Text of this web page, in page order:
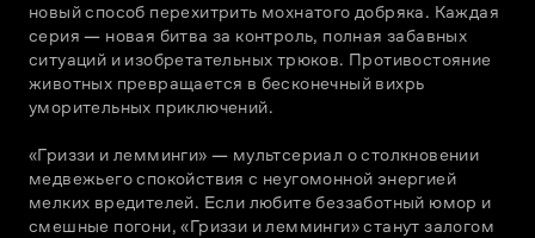
новый способ перехитрить мохнатого добряка. Каждая
серия — новая битва за контроль, полная забавных
ситуаций и изобретательных трюков. Противостояние
животных превращается в бесконечный вихрь
уморительных приключений.
«Гриззи и лемминги» — мультсериал о столкновении
медвежьего спокойствия с неугомонной энергией
мелких вредителей. Если любите беззаботный юмор и
смешные погони, «Гриззи и лемминги» станут залогом